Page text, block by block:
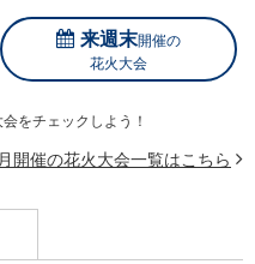
来週末開催の
花火大会
をチェックしよう！
開催の花火大会一覧はこちら